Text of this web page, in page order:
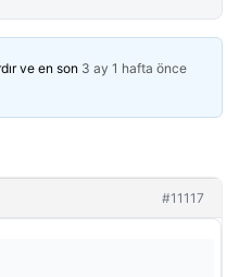
ve en son 3 ay 1 hafta önce
#11117